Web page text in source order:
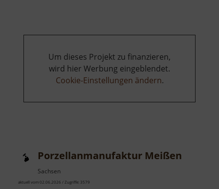
Um dieses Projekt zu finanzieren,
wird hier Werbung eingeblendet.
Cookie-Einstellungen ändern.
Porzellanmanufaktur Meißen
Sachsen
aktuell vom 02.06.2026 / Zugriffe: 3579